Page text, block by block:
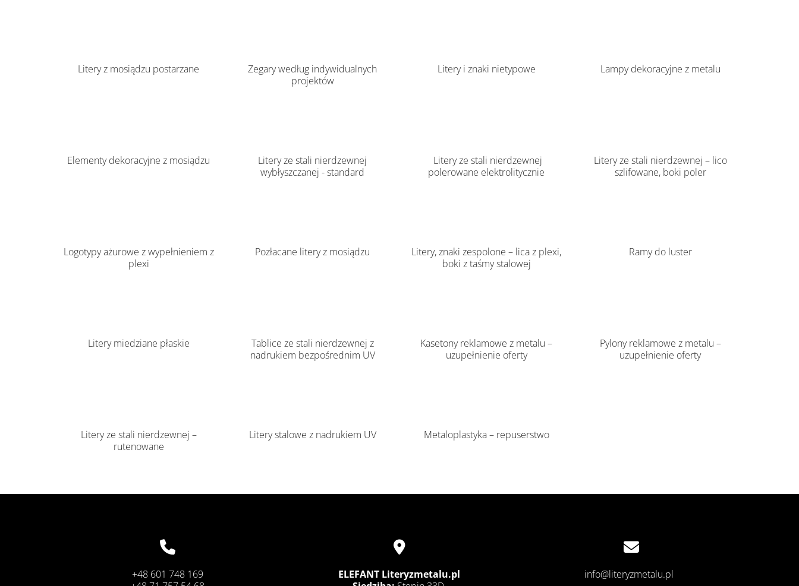
Litery z mosiądzu postarzane
Zegary według indywidualnych
projektów
Litery i znaki nietypowe Lampy dekoracyjne z metalu
Elementy dekoracyjne z mosiądzu
Litery ze stali nierdzewnej
wybłyszczanej - standard
Litery ze stali nierdzewnej
polerowane elektrolitycznie
Litery ze stali nierdzewnej – lico
szlifowane, boki poler
Logotypy ażurowe z wypełnieniem z
plexi
Pozłacane litery z mosiądzu
Litery, znaki zespolone – lica z plexi,
boki z taśmy stalowej
Ramy do luster
Litery miedziane płaskie
Tablice ze stali nierdzewnej z
nadrukiem bezpośrednim UV
Kasetony reklamowe z metalu –
uzupełnienie oferty
Pylony reklamowe z metalu –
uzupełnienie oferty
Litery ze stali nierdzewnej –
rutenowane
Litery stalowe z nadrukiem UV Metaloplastyka – repuserstwo

+48 601 748 169

ELEFANT Literyzmetalu.pl

info@literyzmetalu.pl